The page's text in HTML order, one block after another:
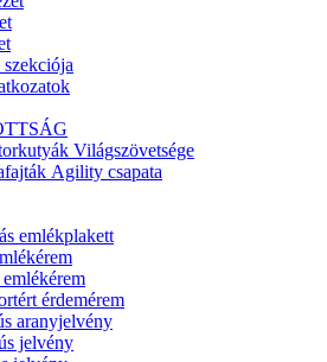
Világszövetsége
Agility csapata
emlékplakett
érdemérem
aranyjelvény
jelvény